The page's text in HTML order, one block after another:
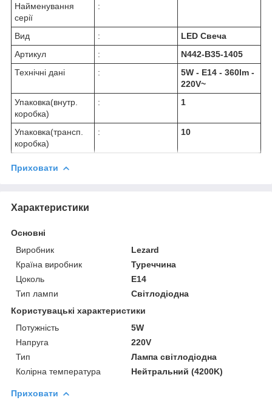
Найменування
серії
:
Вид :
LED Свеча
Артикул
:
N442-B35-1405
Технічні дані
:
5W - E14 - 360lm -
220V~
Упаковка(внутр.
коробка)
: 1
Упаковка(трансп.
коробка)
: 10
Приховати
Характеристики
Основні
Виробник
Lezard
Країна виробник
Туреччина
Цоколь
E14
Тип лампи
Світлодіодна
Користувацькі характеристики
Потужність
5W
Напруга
220V
Тип
Лампа світлодіодна
Колірна температура
Нейтральний (4200K)
Приховати